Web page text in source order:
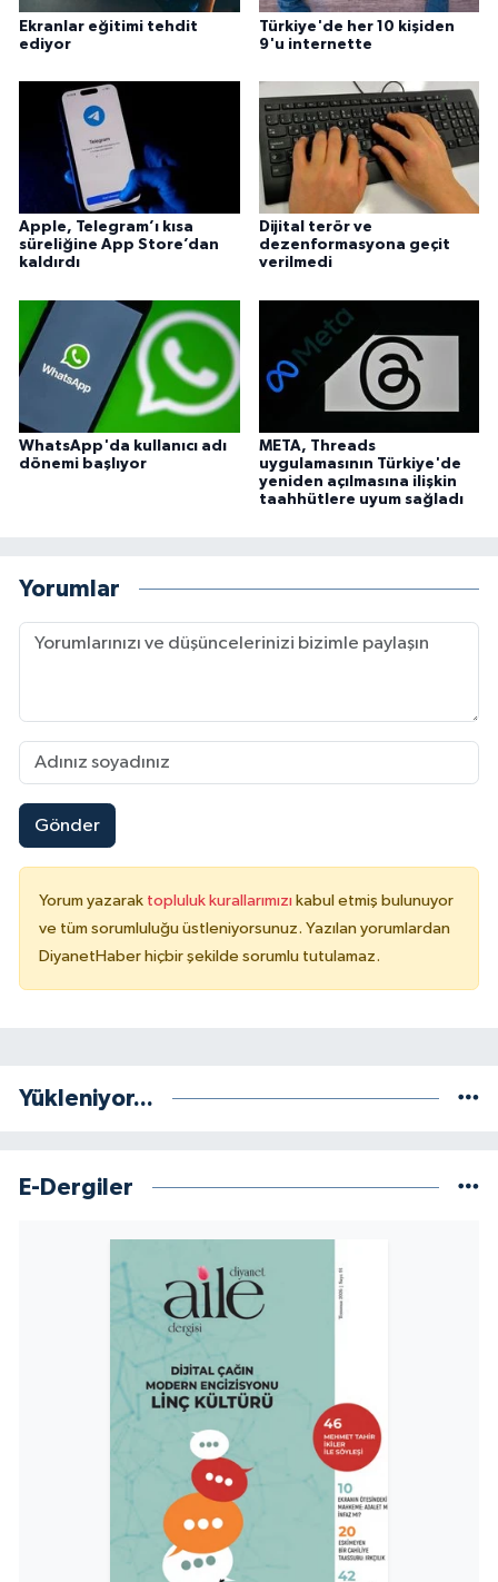
Ekranlar eğitimi tehdit
ediyor
Türkiye'de her 10 kişiden
9'u internette
Apple, Telegram’ı kısa
süreliğine App Store’dan
kaldırdı
Dijital terör ve
dezenformasyona geçit
verilmedi
WhatsApp'da kullanıcı adı
dönemi başlıyor
META, Threads
uygulamasının Türkiye'de
yeniden açılmasına ilişkin
taahhütlere uyum sağladı
Yorumlar
Gönder
Yorum yazarak topluluk kurallarımızı kabul etmiş bulunuyor
ve tüm sorumluluğu üstleniyorsunuz. Yazılan yorumlardan
DiyanetHaber hiçbir şekilde sorumlu tutulamaz.
Yükleniyor...
E-Dergiler
Sivas Müftülüğü
Şırnak Müftülüğü
Tekirdağ Müftülüğü
Tokat Müftülüğü
Tunceli Müftülüğü
Uşak Müftülüğü
Van Müftülüğü
Yozgat Müftülüğü
Zonguldak Müftülüğü